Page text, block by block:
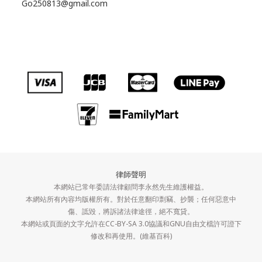
Go250813@gmail.com
律師聲明
本網站已常年委請法律顧問李永然先生維護權益。
本網站所有內容均版權所有。對於任意翻印剽竊、抄襲；任何惡意中
傷、詆毀，將訴諸法律途徑，絕不寬貸。
本網站或頁面的文字允許在CC-BY-SA 3.0協議和GNU自由文檔許可證下
修改和再使用。(維基百科)